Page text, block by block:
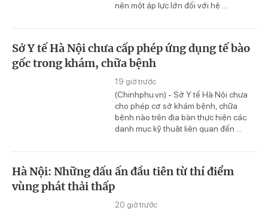
nên một áp lực lớn đối với hệ ...
Sở Y tế Hà Nội chưa cấp phép ứng dụng tế bào
gốc trong khám, chữa bệnh
19 giờ trước
(Chinhphu.vn) - Sở Y tế Hà Nội chưa
cho phép cơ sở khám bệnh, chữa
bệnh nào trên địa bàn thực hiện các
danh mục kỹ thuật liên quan đến ...
Hà Nội: Những dấu ấn đầu tiên từ thí điểm
vùng phát thải thấp
20 giờ trước